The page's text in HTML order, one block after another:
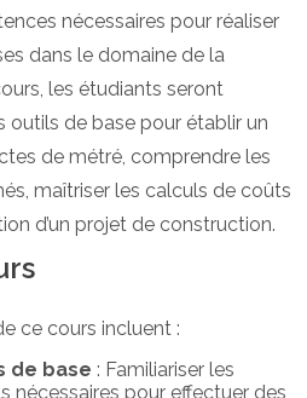
nécessaires pour réaliser
dans le domaine de la
les étudiants seront
outils de base pour établir un
de métré, comprendre les
maîtriser les calculs de coûts
d’un projet de construction.
ce cours incluent :
de base : Familiariser les
nécessaires pour effectuer des